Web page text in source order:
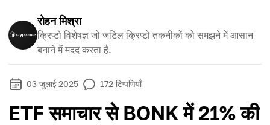
रोहन मिश्रा
क्रिप्टो विशेषज्ञ जो जटिल क्रिप्टो तकनीकों को समझने में आसान
बनाने में मदद करता है.
03 जुलाई 2025 172 टिप्पणियाँ
ETF समाचार से BONK में 21% की